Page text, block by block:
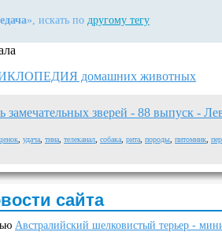
», искать по другому тегу
домашних животных
замечательных зверей - 88 выпуск -
удача тина телеканал собака рита породы питомник
сайта
Австралийский шелковистый терьер -